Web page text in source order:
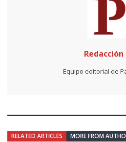
Redacción
Equipo editorial de
RELATED ARTICLES MORE FROM